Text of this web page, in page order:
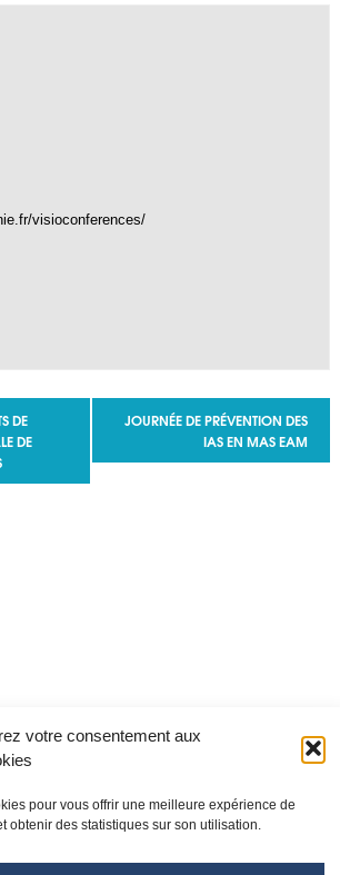
votre consentement aux
pour vous offrir une meilleure expérience de
obtenir des statistiques sur son utilisation.
visioconferences/
DE
DE
JOURNÉE DE PRÉVENTION DES
IAS EN MAS EAM